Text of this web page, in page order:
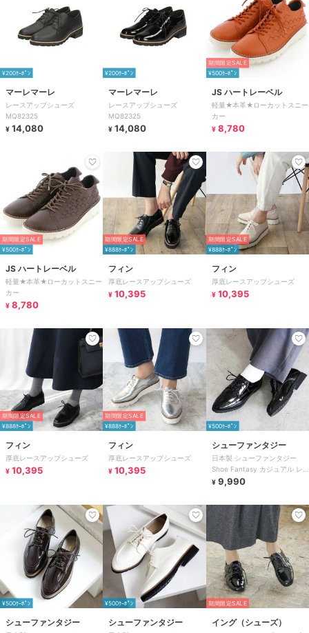
¥200ｸｰﾎﾟﾝ
マーレマーレ
レースアップシューズ
MQ82325
¥ 14,080
¥200ｸｰﾎﾟﾝ
マーレマーレ
レースアップシューズ
MQ82325
¥ 14,080
期間限定SALE
¥500ｸｰﾎﾟﾝ
JS ハートレーベル
軽量★本革★ローカットスニー
カー
¥ 8,780
期間限定SALE
¥500ｸｰﾎﾟﾝ
JS ハートレーベル
軽量★本革★ローカットスニー
カー
¥ 8,780
期間限定SALE
¥888ｸｰﾎﾟﾝ
フィン
厚底レースアップシューズ
¥ 10,395
期間限定SALE
¥888ｸｰﾎﾟﾝ
フィン
厚底レースアップシューズ
¥ 10,395
期間限定SALE
¥888ｸｰﾎﾟﾝ
フィン
厚底レースアップシューズ
¥ 10,395
期間限定SALE
¥888ｸｰﾎﾟﾝ
フィン
厚底レースアップシューズ
¥ 10,395
¥500ｸｰﾎﾟﾝ
シューファンタジー
日本製 シューファンタジー
Shoe Fantasy カジュアル レ
ースアップシューズ 晴雨兼用
¥ 9,990
¥500ｸｰﾎﾟﾝ
シューファンタジー
¥500ｸｰﾎﾟﾝ
シューファンタジー
期間限定SALE
イング（シューズ）